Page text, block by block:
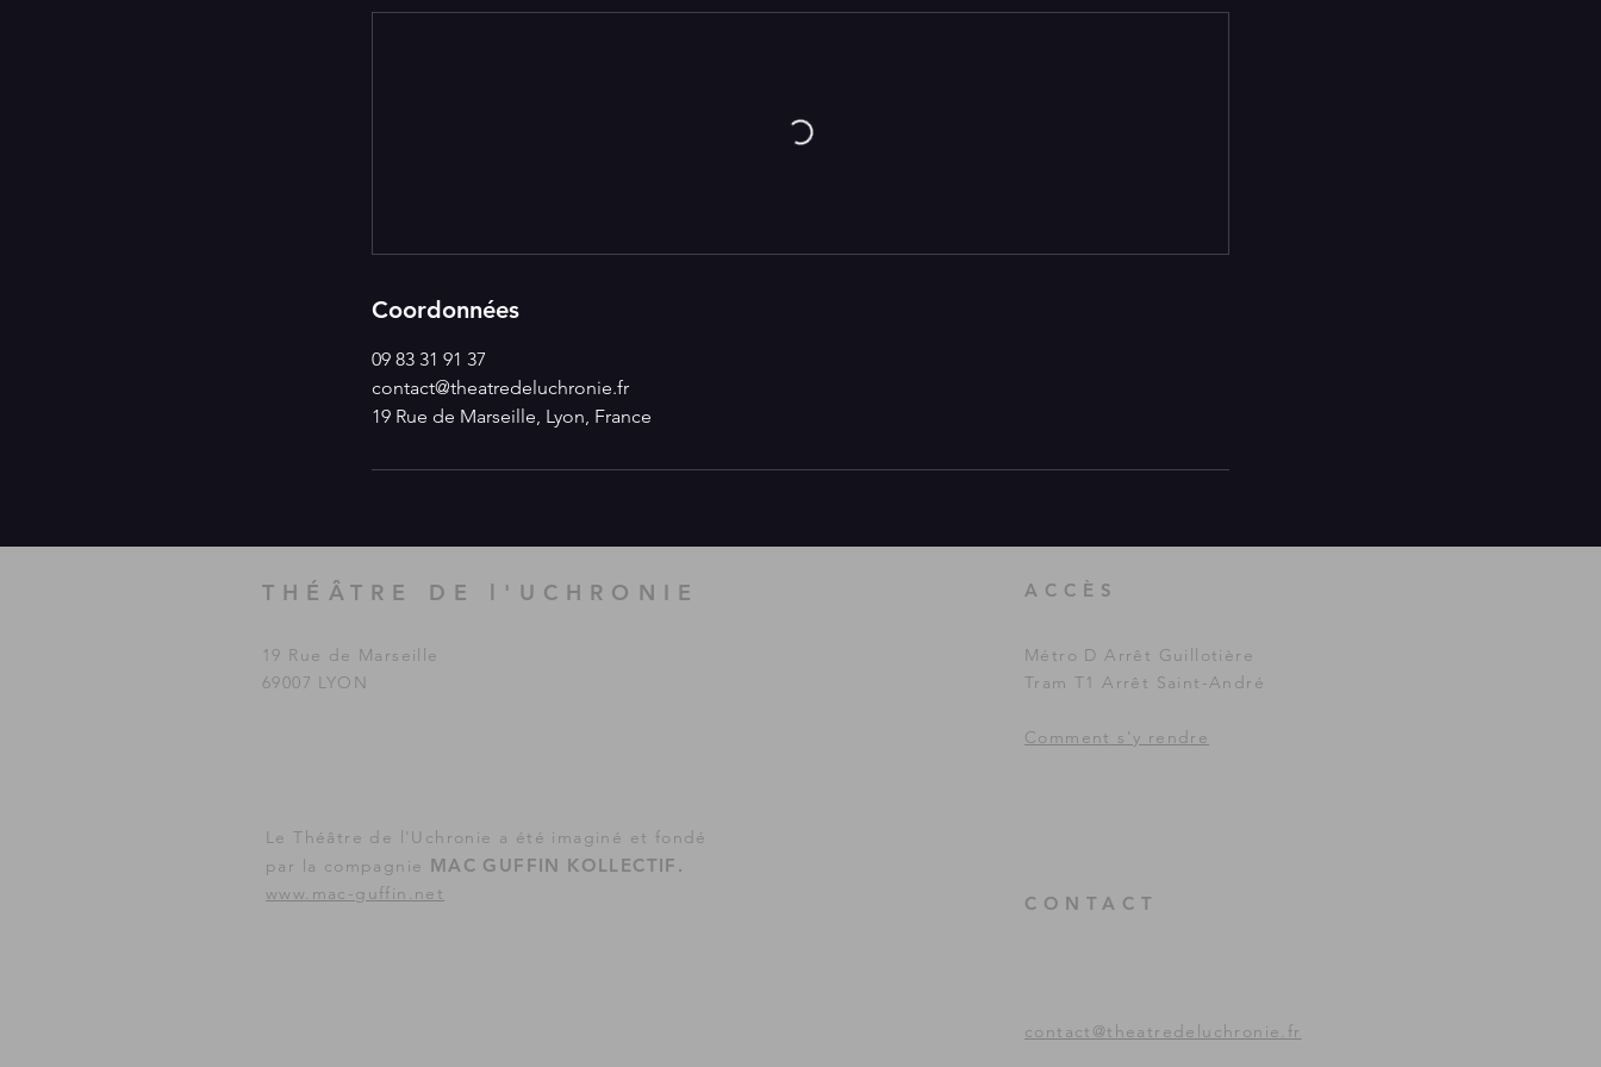
Coordonnées
09 83 31 91 37
contact@theatredeluchronie.fr
19 Rue de Marseille, Lyon, France
THÉÂTRE DE l'UCHRONIE
19 Rue de Marseille
69007 LYON
Le Théâtre de l'Uchronie a été imaginé et fondé
par la compagnie MAC GUFFIN KOLLECTIF .
www.mac-guffin.net
ACCÈS
Métro D Arrêt Guillotière
Tram T1 Arrêt Saint-André
Comment s'y rendre
CONTACT
contact@theatredeluchronie.fr